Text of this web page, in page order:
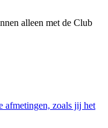
alleen met de Club
afmetingen, zoals jij het